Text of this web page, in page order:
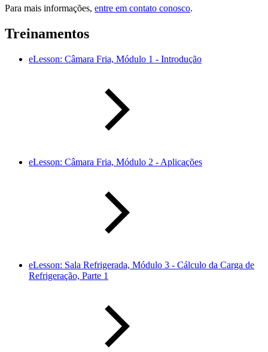
Para mais informações, entre em contato conosco.
Treinamentos
eLesson: Câmara Fria, Módulo 1 - Introdução
eLesson: Câmara Fria, Módulo 2 - Aplicações
eLesson: Sala Refrigerada, Módulo 3 - Cálculo da Carga de
Refrigeração, Parte 1